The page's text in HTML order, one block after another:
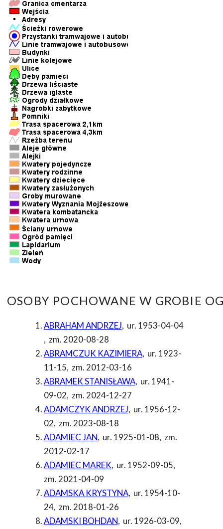
OSOBY POCHOWANE W GROBIE
ABRAHAM ANDRZEJ, ur. 1953-04-04
, zm. 2020-08-28
ABRAMCZUK KAZIMIERA, ur. 1923-
11-15, zm. 2012-03-16
ABRAMEK STANISŁAWA, ur. 1941-
09-02, zm. 2024-12-27
ADAMCZYK ANDRZEJ, ur. 1956-12-
02, zm. 2023-08-18
ADAMIEC JAN, ur. 1925-01-08, zm.
2012-02-17
ADAMIEC MAREK, ur. 1952-09-05,
zm. 2021-04-09
ADAMSKA KRYSTYNA, ur. 1954-10-
24, zm. 2018-01-26
ADAMSKI BOHDAN, ur. 1926-03-09,